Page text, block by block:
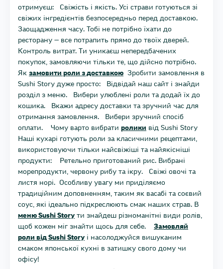
отримуєш: Свіжість і якість. Усі страви готуються зі
свіжих інгредієнтів безпосередньо перед доставкою.
Заощадження часу. Тобі не потрібно їхати до
ресторану — все потрапить прямо до твоїх дверей.
Контроль витрат. Ти уникаєш непередбачених
покупок, замовляючи тільки те, що дійсно потрібно.
Як замовити роли з доставкою Зробити замовлення в
Sushi Story дуже просто: Відвідай наш сайт і знайди
розділ з меню. Вибери улюблені роли та додай їх до
кошика. Вкажи адресу доставки та зручний час для
отримання замовлення. Вибери зручний спосіб
оплати. Чому варто вибрати ролики від Sushi Story
Наші кухарі готують роли за класичними рецептами,
використовуючи тільки найсвіжіші та найякісніші
продукти: Ретельно приготований рис. Вибрані
морепродукти, червону рибу та ікру. Свіжі овочі та
листя норі. Особливу увагу ми приділяємо
традиційним доповненням, таким як васабі та соєвий
соус, які ідеально підкреслюють смак наших страв. В
меню Sushi Story ти знайдеш різноманітні види ролів,
щоб кожен міг знайти щось для себе. Замовляй
роли від Sushi Story і насолоджуйся вишуканим
смаком японської кухні в затишку свого дому чи
офісу!